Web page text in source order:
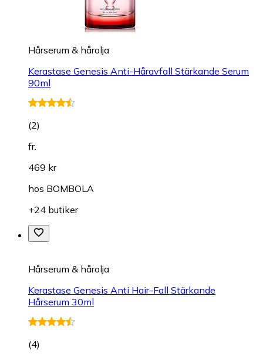
Hårserum & hårolja
Kerastase Genesis Anti-Håravfall Stärkande Serum
90ml
(2)
fr.
469 kr
hos BOMBOLA
+24 butiker
Hårserum & hårolja
Kerastase Genesis Anti Hair-Fall Stärkande
Hårserum 30ml
(4)